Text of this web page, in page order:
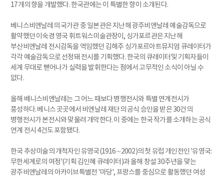
17개의 향을 개발했다. 한국관에는 이 특별한 향이 소개된다.
베니스비엔날레의 국가관 중 일본관은 지난해 광주비엔날레 예술감독으로
활약했던 이숙경 영국 휘트워스미술관장이, 싱가포르관은 지난해
부산비엔날레 전시감독을 역임했던 김해주 싱가포르아트뮤지엄 큐레이터가
각각 예술감독으로 선정돼 전시를 기획했다. 한국의 큐레이터및 기획자들이
세계 무대로 뻗어나가 실력을 발휘한다는 점에서 고무적인 소식이 아닐 수
없다.
올해 베니스비엔날레는 그 어느 때보다 병행전시와 특별 연계전시가
풍성하다. 베니스 곳곳에서 비엔날레 재단의 공식 승인을 받은 30건의
병행전시가 본전시와 맞물려 개막한다. 이 중에는 한국 작가를 소개하는 공식
연계 전시 4건도 포함됐다.
한국 추상미술의 개척자인 유영국(1916∼2002)의 첫 유럽 개인전인 '유영국:
무한세계로의 여정'(기획 김인혜 큐레이터)과 올해 창설 30주년을 맞는
광주비엔날레의 아카이브특별전 '마당', 프랑스를 중심으로 활동했던 여성